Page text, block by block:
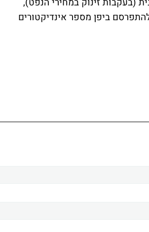
ביפן מספר אינדיקטורים